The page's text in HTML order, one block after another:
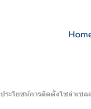
ประโยชน์การติดตั้งโซล่าเซล